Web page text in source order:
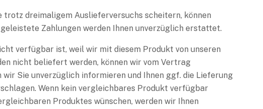
trotz dreimaligem Auslieferversuchs scheitern, können
Zahlungen werden Ihnen unverzüglich erstattet.
verfügbar ist, weil wir mit diesem Produkt von unseren
nicht beliefert werden, können wir vom Vertrag
Sie unverzüglich informieren und Ihnen ggf. die Lieferung
Wenn kein vergleichbares Produkt verfügbar
Produktes wünschen, werden wir Ihnen